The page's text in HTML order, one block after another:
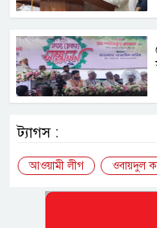
ট্যাগস :
আওয়ামী লীগ ওবায়দুল